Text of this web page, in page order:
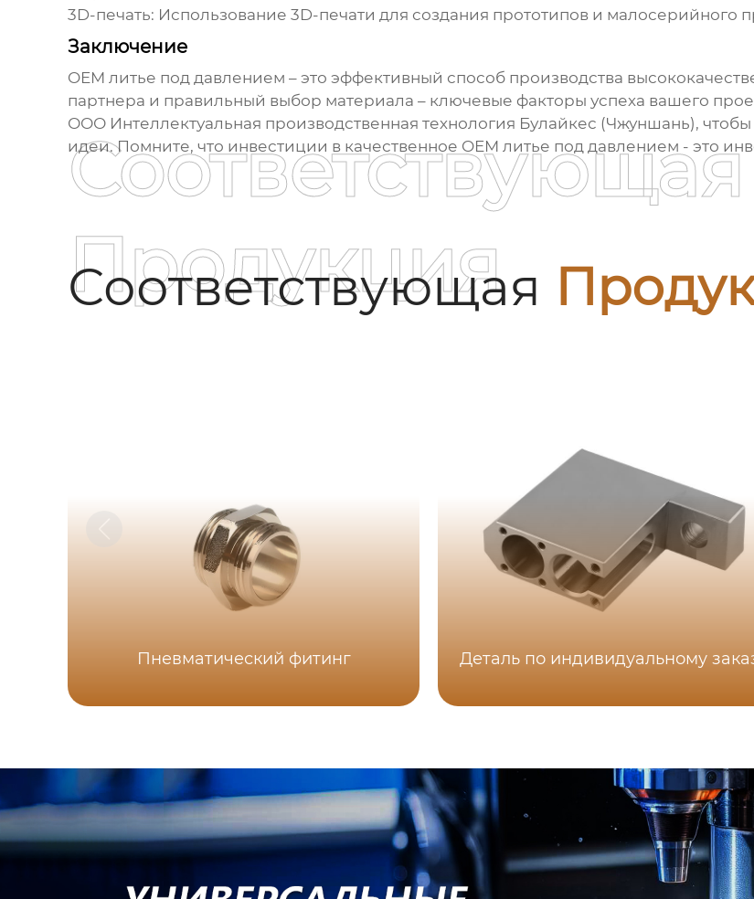
3D-печать: Использование 3D-печати для создания прототипов и малосерийного
Заключение
OEM литье под давлением – это эффективный способ производства
партнера и правильный выбор материала – ключевые факторы успеха вашего
ООО Интеллектуальная производственная технология Булайкес (Чжуншань),
идеи. Помните, что инвестиции в качественное OEM литье под давлением - это
Соответствующая
Соответствующая
Продукция
Пневматический фитинг Деталь по индивидуальному